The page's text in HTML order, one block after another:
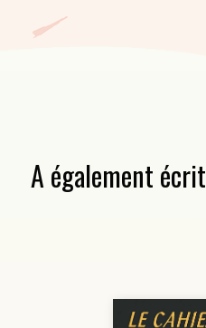
A également écrit